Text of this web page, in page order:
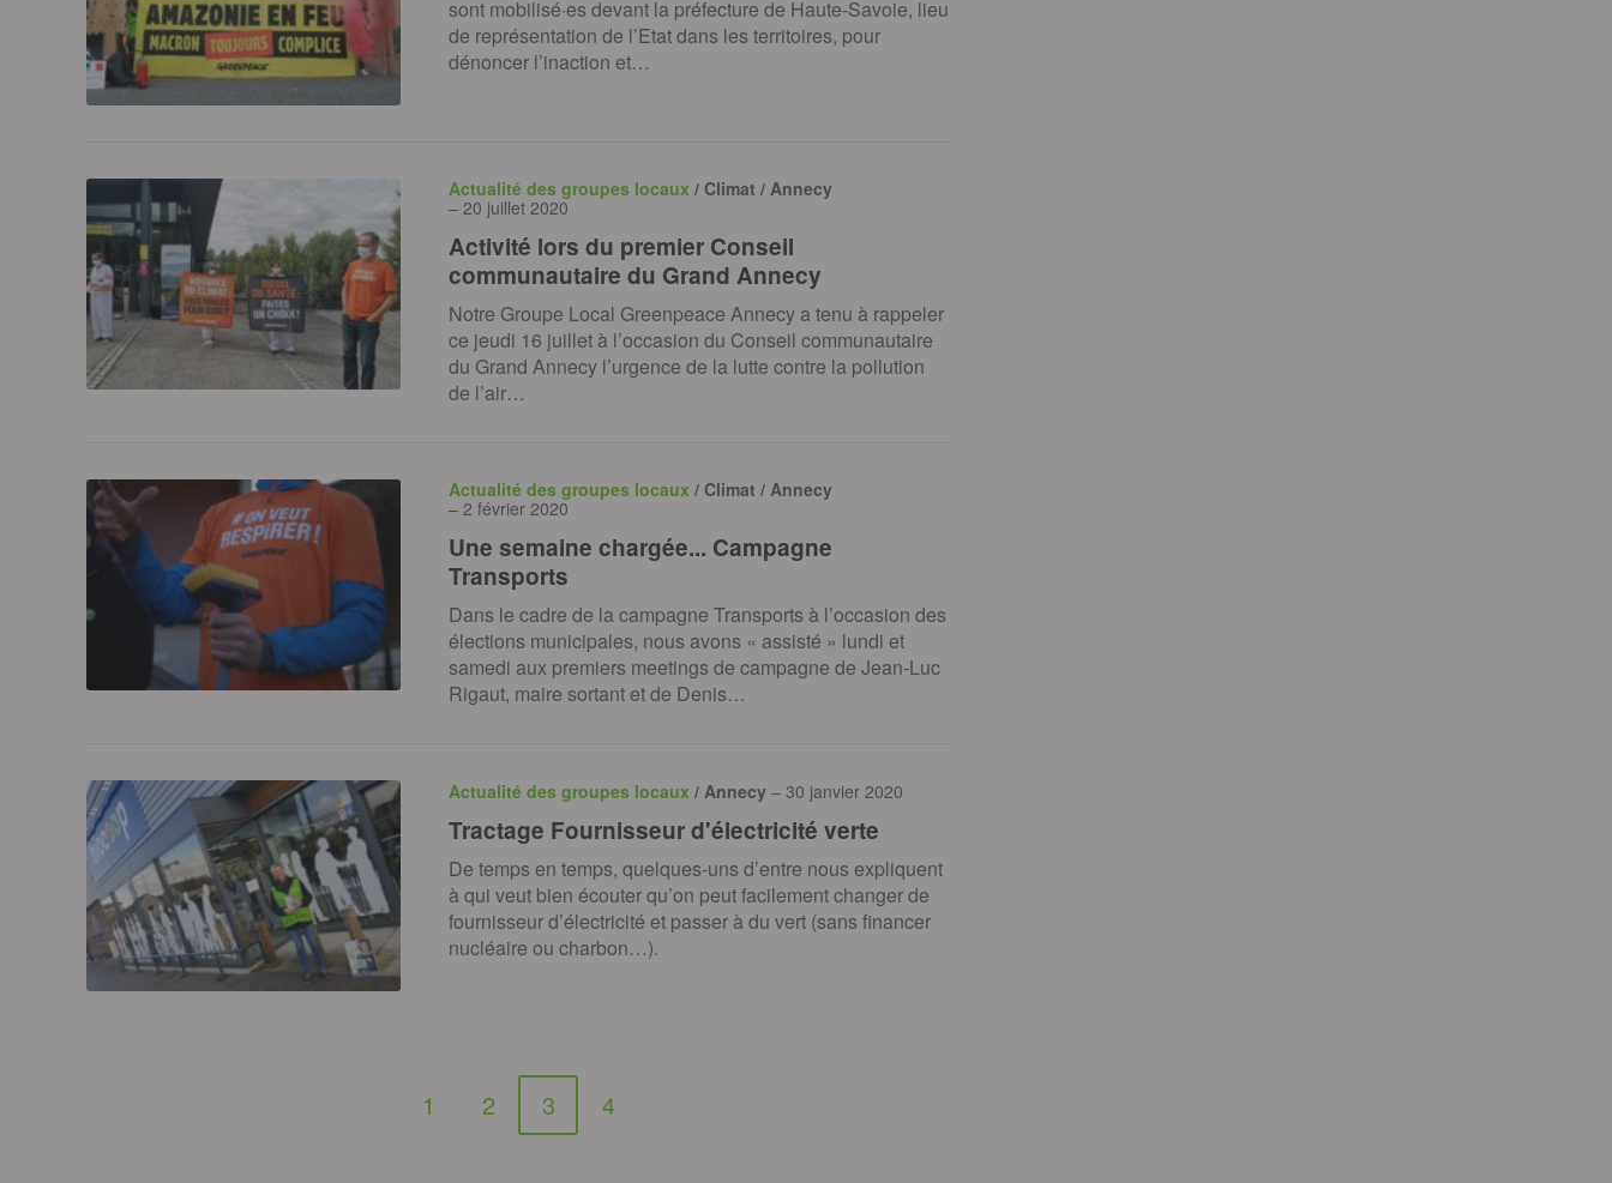
sont mobilisé·es devant la préfecture de Haute-Savoie, lieu
de représentation de l’Etat dans les territoires, pour
dénoncer l’inaction et…
Actualité des groupes locaux / Climat / Annecy
– 20 juillet 2020
Activité lors du premier Conseil
communautaire du Grand Annecy
Notre Groupe Local Greenpeace Annecy a tenu à rappeler
ce jeudi 16 juillet à l’occasion du Conseil communautaire
du Grand Annecy l’urgence de la lutte contre la pollution
de l’air…
Actualité des groupes locaux / Climat / Annecy
– 2 février 2020
Une semaine chargée... Campagne
Transports
Dans le cadre de la campagne Transports à l’occasion des
élections municipales, nous avons « assisté » lundi et
samedi aux premiers meetings de campagne de Jean-Luc
Rigaut, maire sortant et de Denis…
Actualité des groupes locaux / Annecy – 30 janvier 2020
Tractage Fournisseur d'électricité verte
De temps en temps, quelques-uns d’entre nous expliquent
à qui veut bien écouter qu’on peut facilement changer de
fournisseur d’électricité et passer à du vert (sans financer
nucléaire ou charbon…).
1 2 3 4